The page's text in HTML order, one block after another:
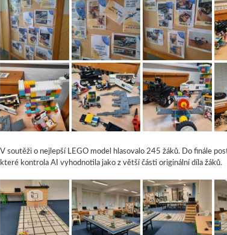
V soutěži o nejlepší LEGO model hlasovalo 245 žáků. Do finále
které kontrola AI vyhodnotila jako z větší části originální díla žáků.